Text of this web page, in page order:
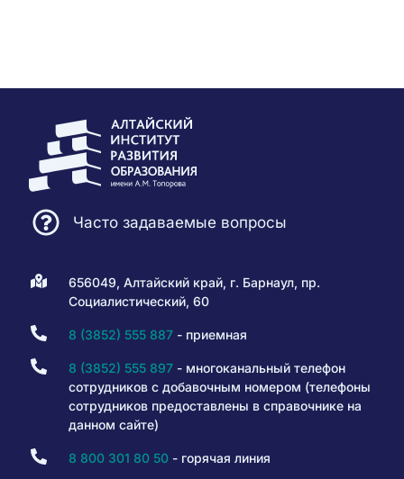
Часто задаваемые вопросы
656049, Алтайский край, г. Барнаул, пр.
Социалистический, 60
8 (3852) 555 887- приемная
8 (3852) 555 897- многоканальный телефон
сотрудников с добавочным номером (телефоны
сотрудников предоставлены в справочнике на
данном сайте)
8 800 301 80 50- горячая линия